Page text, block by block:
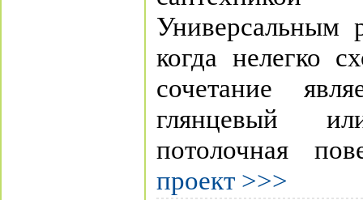
Универсальным
когда нелегко
сочетание
глянцевый
потолочная
проект >>>